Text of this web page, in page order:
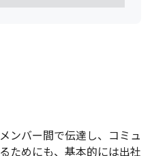
ンバー間で伝達し、コミュ
ためにも、基本的には出社